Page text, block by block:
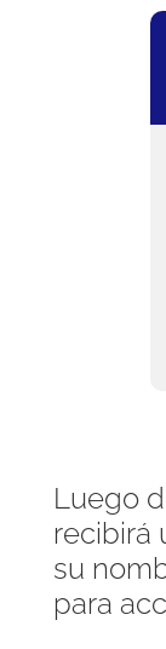
Luego
recibirá
su
para